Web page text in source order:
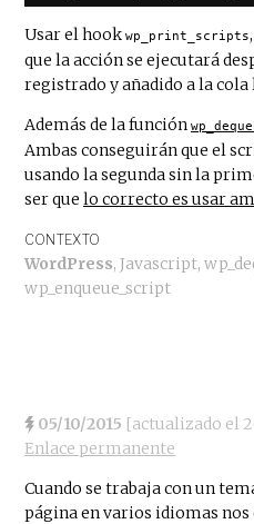
Usar el hook wp_print_scripts
que la acción se ejecutará
registrado y añadido a la cola
Además de la función
Ambas conseguirán que el
usando la segunda sin la
ser que lo correcto es usar
CONTEXTO
WordPress, Javascript,
wp_enqueue_script
05/10/2015 [actualizado el
Enlace permanente
Cuando se trabaja con un
página en varios idiomas